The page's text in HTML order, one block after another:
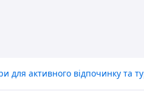
для активного відпочинку та